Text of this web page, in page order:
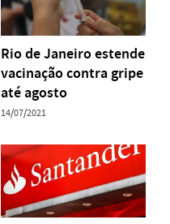
Rio de Janeiro estende
vacinação contra gripe
até agosto
14/07/2021